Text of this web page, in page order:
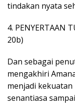
tindakan nyata
4. PENYERTAAN
20b)
Dan sebagai
mengakhiri
menjadi kekuatan
senantiasa